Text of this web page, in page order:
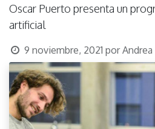
Oscar Puerto presenta un
artificial
9 noviembre, 2021 por